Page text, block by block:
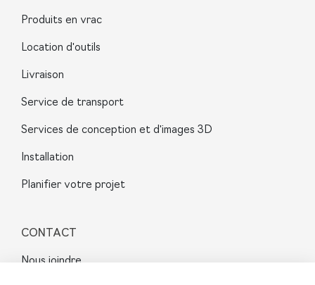
Produits en vrac
Location d'outils
Livraison
Service de transport
Services de conception et d'images 3D
Installation
Planifier votre projet
CONTACT
Nous joindre